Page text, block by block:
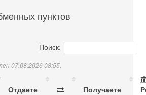
пунктов
Поиск:
07.08.2026 08:55.
Отдаете Получаете